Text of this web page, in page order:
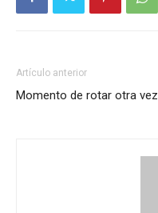
Artículo anterior
Momento de rotar otra vez